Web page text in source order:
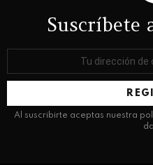
Suscríbete
Al suscribirte aceptas nuestra